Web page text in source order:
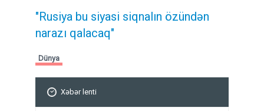
"Rusiya bu siyasi siqnalın özündən
narazı qalacaq"
Dünya
Xəbər lenti